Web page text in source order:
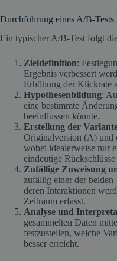
Durchführung eines A/B-Tests
Ein typischer A/B-Test folgt
Zieldefinition:
Ergebnis verbessert
Erhöhung der Klickrate
Hypothesenbildung:
eine bestimmte
beeinflussen könnte.​
Erstellung der
Originalversion (A) und
wobei idealerweise nur
eindeutige
Zufällige Zuweisung
zufällig einer der beiden
deren Interaktionen
Zeitraum erfasst.​
Analyse und
gesammelten Daten
festzustellen, welche
besser erreicht.​